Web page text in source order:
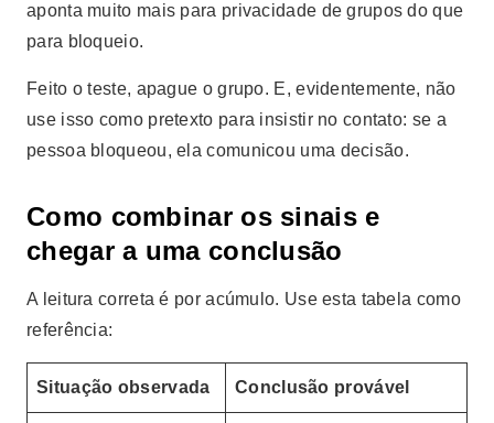
aponta muito mais para privacidade de grupos do que
para bloqueio.
Feito o teste, apague o grupo. E, evidentemente, não
use isso como pretexto para insistir no contato: se a
pessoa bloqueou, ela comunicou uma decisão.
Como combinar os sinais e
chegar a uma conclusão
A leitura correta é por acúmulo. Use esta tabela como
referência:
Situação observada Conclusão provável